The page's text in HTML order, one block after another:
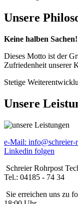
Unsere
Keine halben Sachen!
Dieses Motto ist der
Zufriedenheit unserer
Stetige
Unsere
e-Mail: info@schreier-
Linkedin folgen
Schreier Rohrpost
Tel.: 04185 - 74 34
Sie erreichen uns zu